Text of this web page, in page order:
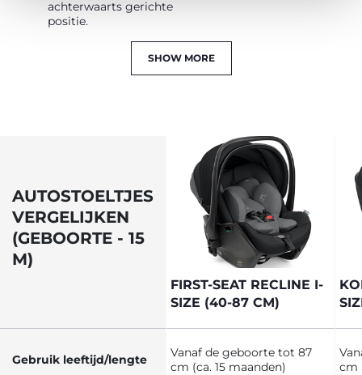
achterwaarts gerichte
positie.
SHOW MORE
AUTOSTOELTJES
VERGELIJKEN
(GEBOORTE - 15
M)
FIRST-SEAT RECLINE I-
SIZE (40-87 CM)
Gebruik leeftijd/lengte
Vanaf de geboorte tot 87
cm (ca. 15 maanden)
cm